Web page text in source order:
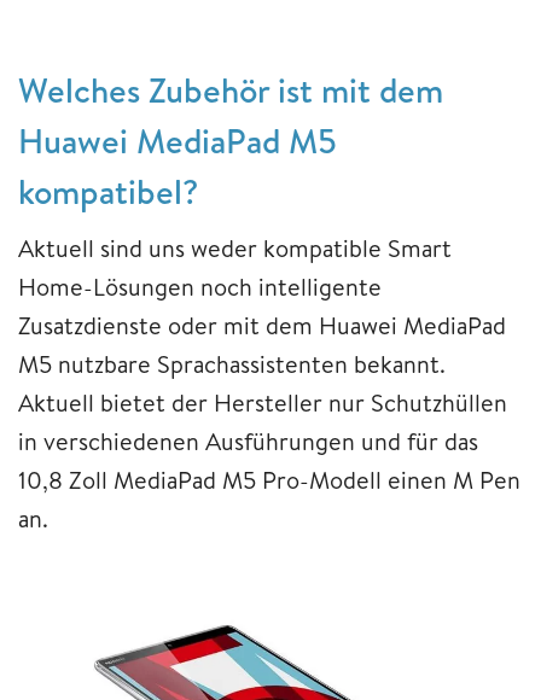
Welches Zubehör ist mit dem
Huawei MediaPad M5
kompatibel?
Aktuell sind uns weder kompatible Smart
Home-Lösungen noch intelligente
Zusatzdienste oder mit dem Huawei MediaPad
M5 nutzbare Sprachassistenten bekannt.
Aktuell bietet der Hersteller nur Schutzhüllen
in verschiedenen Ausführungen und für das
10,8 Zoll MediaPad M5 Pro-Modell einen M Pen
an.